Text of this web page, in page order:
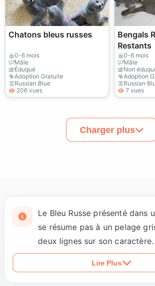
Chatons bleus russes
0-6 mois
Mâle
Éduqué
Adoption Gratuite
Russian Blue
206 vues
Bengals
Restants
0-6 mois
Mâle
Non
Adoption
Russian
7 vues
Charger plus
Le Bleu Russe présenté dans
se résume pas à un pelage
deux lignes sur son
qu'il fait quand la maison se
combien de temps il lui faut
Lire Plus